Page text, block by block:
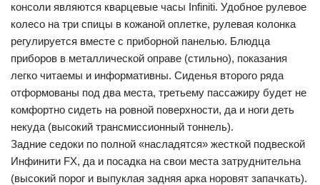
консоли являются кварцевые часы Infiniti. Удобное рулевое
колесо на три спицы в кожаной оплетке, рулевая колонка
регулируется вместе с приборной панелью. Блюдца
приборов в металлической оправе (стильно), показания
легко читаемы и информативны. Сиденья второго ряда
отформованы под два места, третьему пассажиру будет не
комфортно сидеть на ровной поверхности, да и ноги деть
некуда (высокий трансмиссионный тоннель).
Задние седоки по полной «насладятся» жесткой подвеской
Инфинити FX, да и посадка на свои места затруднительна
(высокий порог и выпуклая задняя арка норовят запачкать).